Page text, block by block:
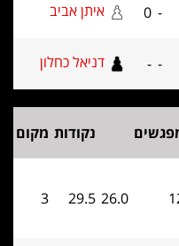
איתן אביב
דניאל כחלון
נקודות מקום
26.0
29.5
3